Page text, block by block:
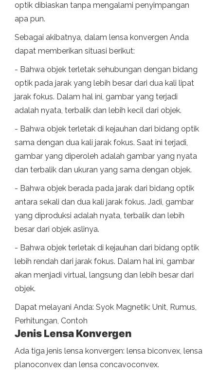
optik dibiaskan tanpa mengalami penyimpangan
apa pun.
Sebagai akibatnya, dalam lensa konvergen Anda
dapat memberikan situasi berikut:
- Bahwa objek terletak sehubungan dengan bidang
optik pada jarak yang lebih besar dari dua kali lipat
jarak fokus. Dalam hal ini, gambar yang terjadi
adalah nyata, terbalik dan lebih kecil dari objek.
- Bahwa objek terletak di kejauhan dari bidang optik
sama dengan dua kali jarak fokus. Saat ini terjadi,
gambar yang diperoleh adalah gambar yang nyata
dan terbalik dan ukuran yang sama dengan objek.
- Bahwa objek berada pada jarak dari bidang optik
antara sekali dan dua kali jarak fokus. Jadi, gambar
yang diproduksi adalah nyata, terbalik dan lebih
besar dari objek aslinya.
- Bahwa objek terletak di kejauhan dari bidang optik
lebih rendah dari jarak fokus. Dalam hal ini, gambar
akan menjadi virtual, langsung dan lebih besar dari
objek.
Dapat melayani Anda: Syok Magnetik: Unit, Rumus,
Perhitungan, Contoh
Jenis Lensa Konvergen
Ada tiga jenis lensa konvergen: lensa biconvex, lensa
planoconvex dan lensa concavoconvex.